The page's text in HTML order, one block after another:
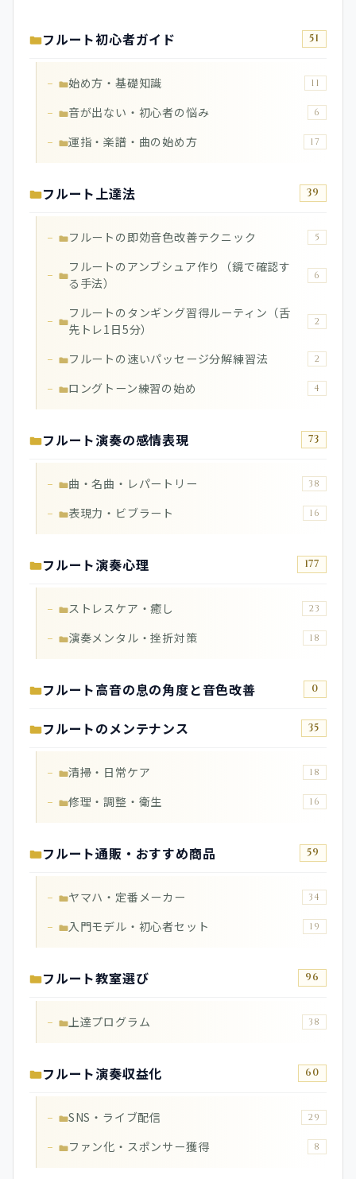
フルート初心者ガイド 51
始め方・基礎知識 11
音が出ない・初心者の悩み 6
運指・楽譜・曲の始め方 17
フルート上達法 39
フルートの即効音色改善テクニック 5
フルートのアンブシュア作り（鏡で確認す
る手法）
6
フルートのタンギング習得ルーティン（舌
先トレ1日5分）
2
フルートの速いパッセージ分解練習法 2
ロングトーン練習の始め 4
フルート演奏の感情表現 73
曲・名曲・レパートリー 38
表現力・ビブラート 16
フルート演奏心理 177
ストレスケア・癒し 23
演奏メンタル・挫折対策 18
フルート高音の息の角度と音色改善 0
フルートのメンテナンス 35
清掃・日常ケア 18
修理・調整・衛生 16
フルート通販・おすすめ商品 59
ヤマハ・定番メーカー 34
入門モデル・初心者セット 19
フルート教室選び 96
上達プログラム 38
フルート演奏収益化 60
SNS・ライブ配信 29
ファン化・スポンサー獲得 8